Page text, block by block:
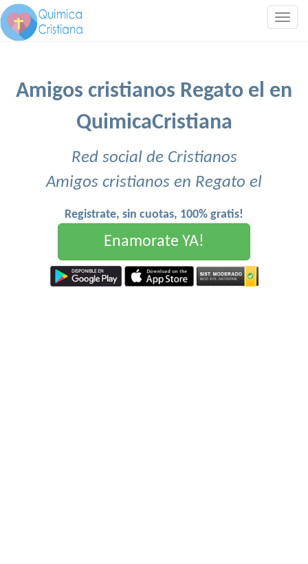
Amigos cristianos Regato el en
QuimicaCristiana
Red social de Cristianos
Amigos cristianos en Regato el
Registrate, sin cuotas, 100% gratis!
Enamorate YA!